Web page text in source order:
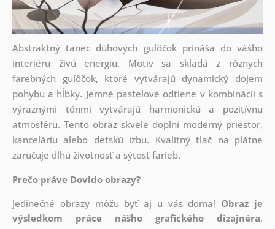
Abstraktný tanec dúhových guľôčok prináša do vášho
interiéru živú energiu. Motiv sa skladá z rôznych
farebných guľôčok, ktoré vytvárajú dynamický dojem
pohybu a hĺbky. Jemné pastelové odtiene v kombinácii s
výraznými tónmi vytvárajú harmonickú a pozitívnu
atmosféru. Tento obraz skvele doplní moderný priestor,
kanceláriu alebo detskú izbu. Kvalitný tlač na plátne
zaručuje dlhú životnosť a sýtosť farieb.
Prečo práve Dovido obrazy?
Jedinečné obrazy môžu byť aj u vás doma! Obraz je
výsledkom práce nášho grafického dizajnéra,